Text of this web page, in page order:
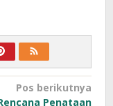
Pos berikutnya
Penataan